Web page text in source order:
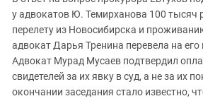
у адвокатов Ю. Темирханова 100 тысяч
перелету из Новосибирска и
адвокат Дарья Тренина перевела на его
Адвокат Мурад Мусаев подтвердил
свидетелей за их явку в суд, а не за их
окончании заседания стало известно,